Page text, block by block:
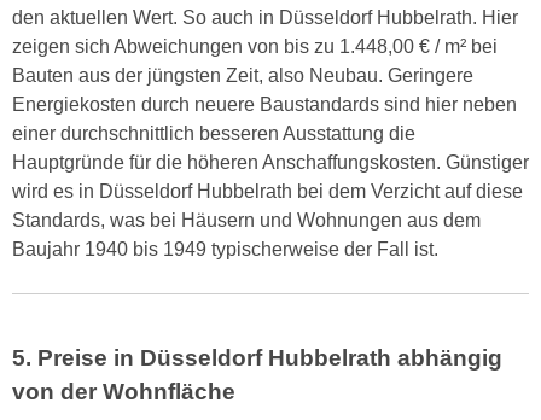
den aktuellen Wert. So auch in Düsseldorf Hubbelrath. Hier
zeigen sich Abweichungen von bis zu 1.448,00 € / m² bei
Bauten aus der jüngsten Zeit, also Neubau. Geringere
Energiekosten durch neuere Baustandards sind hier neben
einer durchschnittlich besseren Ausstattung die
Hauptgründe für die höheren Anschaffungskosten. Günstiger
wird es in Düsseldorf Hubbelrath bei dem Verzicht auf diese
Standards, was bei Häusern und Wohnungen aus dem
Baujahr 1940 bis 1949 typischerweise der Fall ist.
5. Preise in Düsseldorf Hubbelrath abhängig
von der Wohnfläche